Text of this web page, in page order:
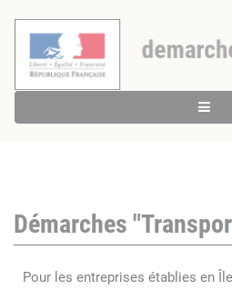
Démarches
Pour les entreprises établies en